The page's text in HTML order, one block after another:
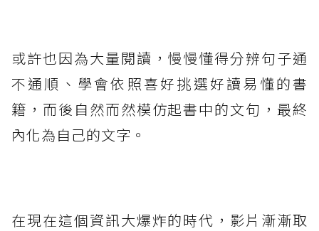
或許也因為大量閱讀，慢慢懂得分辨句子通
不通順、學會依照喜好挑選好讀易懂的書
籍，而後自然而然模仿起書中的文句，最終
內化為自己的文字。
在現在這個資訊大爆炸的時代，影片漸漸取